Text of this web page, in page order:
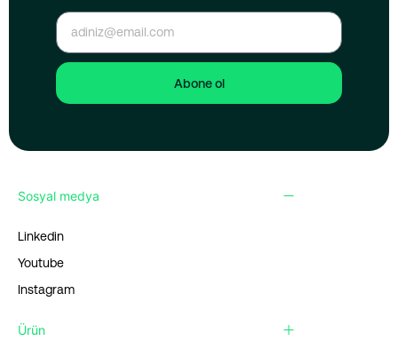
Abone ol
Sosyal medya
Linkedin
Youtube
Instagram
Ürün